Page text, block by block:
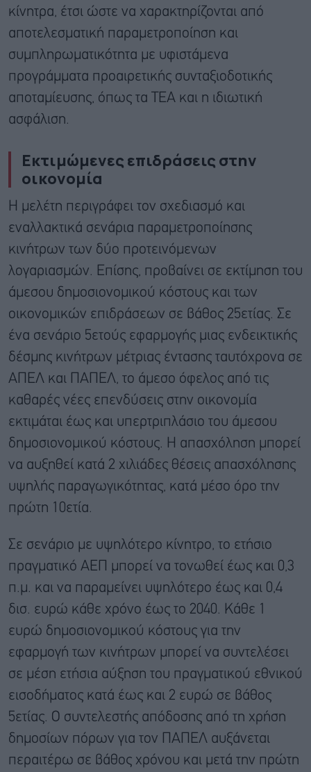
κίνητρα, έτσι ώστε να χαρακτηρίζονται από
αποτελεσματική παραμετροποίηση και
συμπληρωματικότητα με υφιστάμενα
προγράμματα προαιρετικής συνταξιοδοτικής
αποταμίευσης, όπως τα ΤΕΑ και η ιδιωτική
ασφάλιση.
Εκτιμώμενες επιδράσεις στην
οικονομία
Η μελέτη περιγράφει τον σχεδιασμό και
εναλλακτικά σενάρια παραμετροποίησης
κινήτρων των δύο προτεινόμενων
λογαριασμών. Επίσης, προβαίνει σε εκτίμηση του
άμεσου δημοσιονομικού κόστους και των
οικονομικών επιδράσεων σε βάθος 25ετίας. Σε
ένα σενάριο 5ετούς εφαρμογής μιας ενδεικτικής
δέσμης κινήτρων μέτριας έντασης ταυτόχρονα σε
ΑΠΕΛ και ΠΑΠΕΛ, το άμεσο όφελος από τις
καθαρές νέες επενδύσεις στην οικονομία
εκτιμάται έως και υπερτριπλάσιο του άμεσου
δημοσιονομικού κόστους. Η απασχόληση μπορεί
να αυξηθεί κατά 2 χιλιάδες θέσεις απασχόλησης
υψηλής παραγωγικότητας, κατά μέσο όρο την
πρώτη 10ετία.
Σε σενάριο με υψηλότερο κίνητρο, το ετήσιο
πραγματικό ΑΕΠ μπορεί να τονωθεί έως και 0,3
π.μ. και να παραμείνει υψηλότερο έως και 0,4
δισ. ευρώ κάθε χρόνο έως το 2040. Κάθε 1
ευρώ δημοσιονομικού κόστους για την
εφαρμογή των κινήτρων μπορεί να συντελέσει
σε μέση ετήσια αύξηση του πραγματικού εθνικού
εισοδήματος κατά έως και 2 ευρώ σε βάθος
5ετίας. Ο συντελεστής απόδοσης από τη χρήση
δημοσίων πόρων για τον ΠΑΠΕΛ αυξάνεται
περαιτέρω σε βάθος χρόνου και μετά την πρώτη